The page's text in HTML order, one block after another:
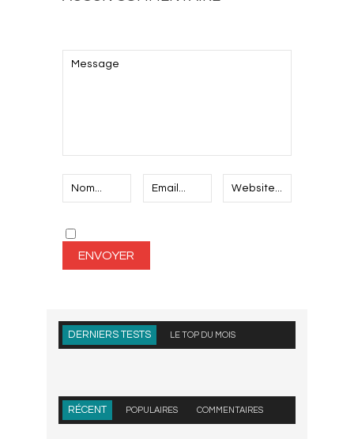
DERNIERS TESTS LE TOP DU MOIS
RÉCENT POPULAIRES COMMENTAIRES